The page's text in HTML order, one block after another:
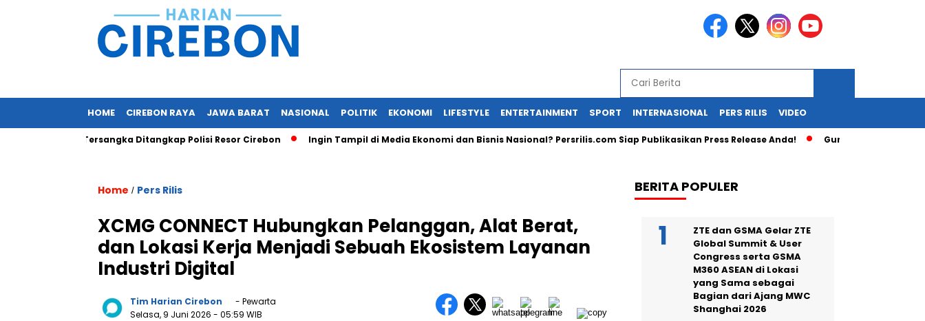
HOME CIREBON RAYA JAWA BARAT NASIONAL POLITIK EKONOMI LIFESTYLE ENTERTAINMENT SPORT INTERNASIONAL PERS RILIS VIDEO
Dua Tersangka Ditangkap Polisi Resor Cirebon Ingin Tampil di Media Ekonomi dan Bisnis Nasional? Persrilis.com Siap Publikasikan Press Release Anda! Guru SD di Cirebon
Home / Pers Rilis
XCMG CONNECT Hubungkan Pelanggan, Alat Berat,
dan Lokasi Kerja Menjadi Sebuah Ekosistem Layanan
Industri Digital
Tim Harian Cirebon
- Pewarta
Selasa, 9 Juni 2026 - 05:59 WIB
BERITA POPULER
ZTE dan GSMA Gelar ZTE
Global Summit & User
Congress serta GSMA
M360 ASEAN di Lokasi
yang Sama sebagai
Bagian dari Ajang MWC
Shanghai 2026